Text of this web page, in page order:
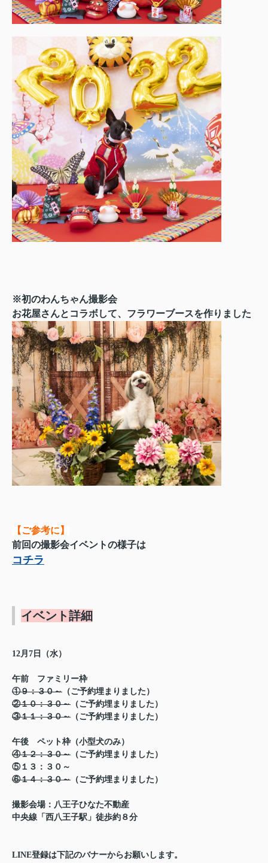
※初のわんちゃん撮影会
お花屋さんとコラボして、フラワーブースを作りました
【ご参考に】
前回の撮影会イベントの様子は
コチラ
イベント詳細
12月7日（水）
午前 ファミリー枠
①９：３０～ （ご予約埋まりました）
②１０：３０～ （ご予約埋まりました）
③１１：３０～ （ご予約埋まりました）
午後 ペット枠（小型犬のみ）
④１２：３０～ （ご予約埋まりました）
⑤１３：３０～
⑥１４：３０～ （ご予約埋まりました）
撮影会場：八王子ひなた不動産
中央線「西八王子駅」徒歩約８分
LINE登録は下記のバナーからお願いします。